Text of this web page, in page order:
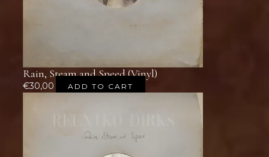
20.10. Tychy (POL) Guitar Festival (mit European Guitar Quartet)
21.10. Berlin, Kino Colosseum, Das Betreute Singen (mit Demian
Rain, Steam and Speed (Vinyl)
€30,00 ADD TO CART